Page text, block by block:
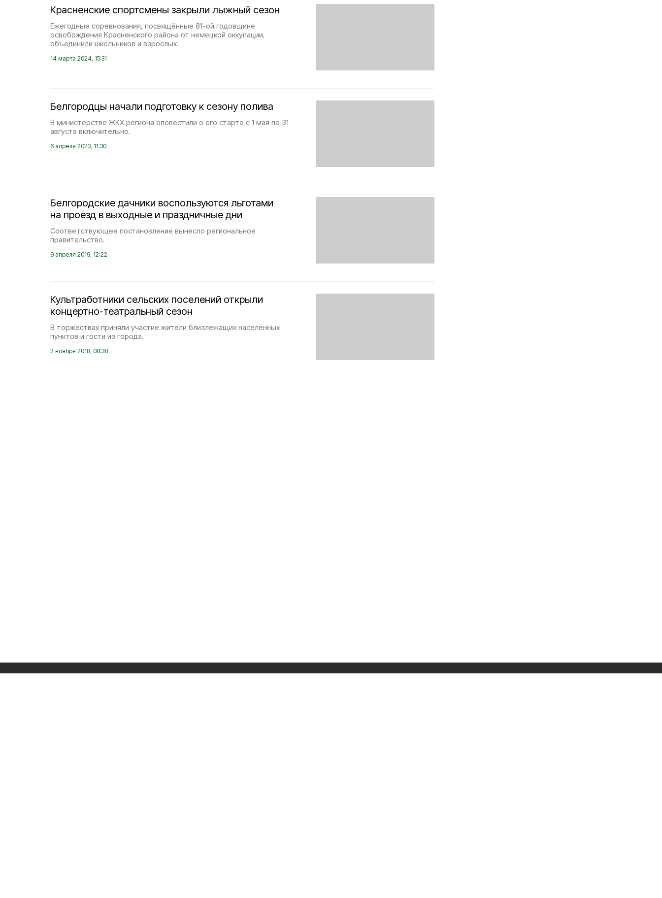
Красненские спортсмены закрыли лыжный сезон
Ежегодные соревнования, посвящённые 81-ой годовщине
освобождения Красненского района от немецкой оккупации,
объединили школьников и взрослых.
14 марта 2024, 15:31
Белгородцы начали подготовку к сезону полива
В министерстве ЖКХ региона оповестили о его старте с 1 мая по 31
августа включительно.
6 апреля 2023, 11:30
Белгородские дачники воспользуются льготами
на проезд в выходные и праздничные дни
Соответствующее постановление вынесло региональное
правительство.
9 апреля 2019, 12:22
Культработники сельских поселений открыли
концертно-театральный сезон
В торжествах приняли участие жители близлежащих населённых
пунктов и гости из города.
2 ноября 2018, 08:38